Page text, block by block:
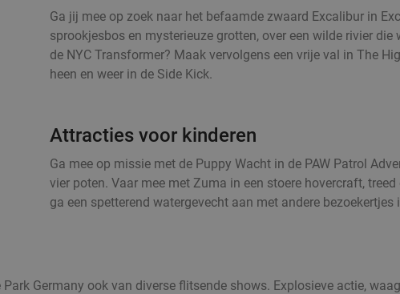
Ga jij mee op zoek naar het befaamde zwaard Excalibur in
sprookjesbos en mysterieuze grotten, over een wilde rivier
de NYC Transformer? Maak vervolgens een vrije val in The
heen en weer in de Side Kick.
Attracties voor kinderen
Ga mee op missie met de Puppy Wacht in de PAW Patrol
vier poten. Vaar mee met Zuma in een stoere hovercraft,
ga een spetterend watergevecht aan met andere
Germany ook van diverse flitsende shows. Explosieve actie,